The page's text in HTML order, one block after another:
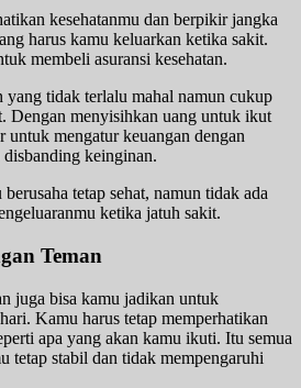
kesehatanmu dan berpikir jangka
harus kamu keluarkan ketika sakit.
membeli asuransi kesehatan.
yang tidak terlalu mahal namun cukup
Dengan menyisihkan uang untuk ikut
untuk mengatur keuangan dengan
keinginan.
tetap sehat, namun tidak ada
ketika jatuh sakit.
Teman
juga bisa kamu jadikan untuk
Kamu harus tetap memperhatikan
apa yang akan kamu ikuti. Itu semua
tetap stabil dan tidak mempengaruhi